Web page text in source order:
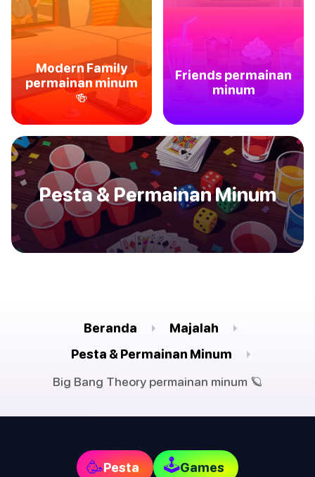
Modern Family
permainan minum
🍻
Friends permainan
minum
Pesta & Permainan Minum
Beranda
Majalah
Pesta & Permainan Minum
Big Bang Theory permainan minum 🪐
🥳Pesta 🕹Games